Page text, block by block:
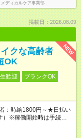
ディカルケア事業部
掲載日：2026.08.09
NEW
クな高齢者
OK
歓迎
ブランクOK
：時給1800円～★日払い
）※稼働開始時は手続き完